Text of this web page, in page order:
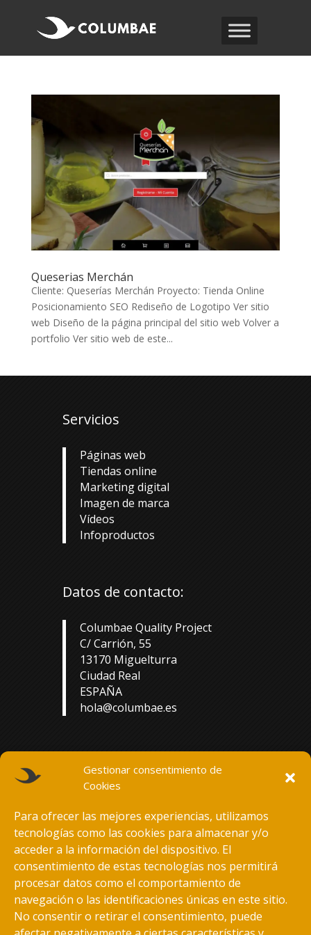
Gestionar consentimiento de
Cookies
Para ofrecer las mejores experiencias, utilizamos
tecnologías como las cookies para almacenar y/o
acceder a la información del dispositivo. El
consentimiento de estas tecnologías nos permitirá
procesar datos como el comportamiento de
navegación o las identificaciones únicas en este sitio.
No consentir o retirar el consentimiento, puede
Queserias Merchán
Cliente: Queserías Merchán Proyecto: Tienda Online
Posicionamiento SEO Rediseño de Logotipo Ver sitio
web Diseño de la página principal del sitio web Volver a
portfolio Ver sitio web de este...
Servicios
Páginas web
Tiendas online
Marketing digital
Imagen de marca
Vídeos
Infoproductos
Datos de contacto:
Columbae Quality Project
C/ Carrión, 55
13170 Miguelturra
Ciudad Real
ESPAÑA
hola@columbae.es